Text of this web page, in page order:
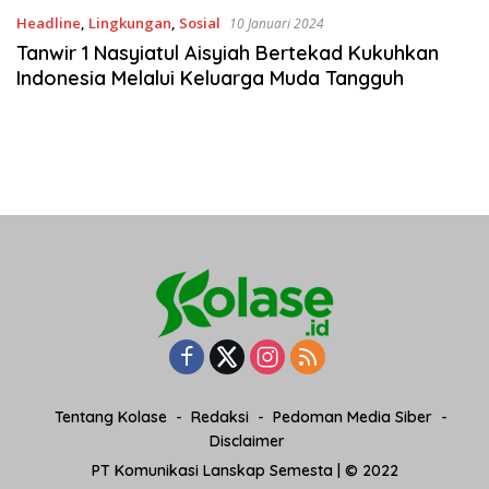
Headline, Lingkungan, Sosial 10 Januari 2024
Tanwir 1 Nasyiatul Aisyiah Bertekad Kukuhkan
Indonesia Melalui Keluarga Muda Tangguh
Tentang Kolase Redaksi
Pedoman Media Siber
Disclaimer
PT Komunikasi Lanskap Semesta | © 2022